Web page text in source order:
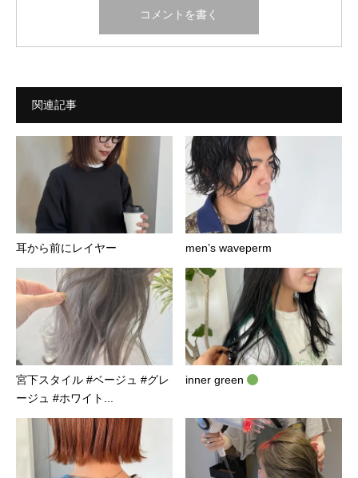
関連記事
耳から前にレイヤー men’s waveperm
宮下スタイル #ベージュ #グレ
ージュ #ホワイト...
inner green